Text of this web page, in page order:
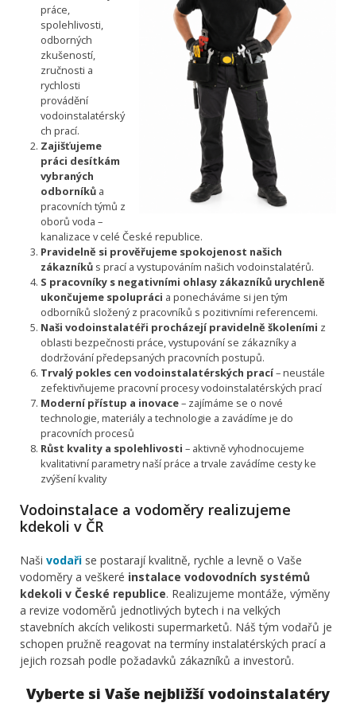
práce,
spolehlivosti,
odborných
zkušeností,
zručnosti a
rychlosti
provádění
vodoinstalatérský
ch prací.
Zajišťujeme
práci desítkám
vybraných
odborníkůa
pracovních týmů z
oborů voda –
kanalizace v celé České republice.
Pravidelně si prověřujeme spokojenost našich
zákazníkůs prací a vystupováním našich vodoinstalatérů.
S pracovníky s negativními ohlasy zákazníků urychleně
ukončujeme spolupráci a ponecháváme si jen tým
odborníků složený z pracovníků s pozitivními referencemi.
Naši vodoinstalatéři procházejí pravidelně školeními z
oblasti bezpečnosti práce, vystupování se zákazníky a
dodržování předepsaných pracovních postupů.
Trvalý pokles cen vodoinstalatérských prací– neustále
zefektivňujeme pracovní procesy vodoinstalatérských prací
Moderní přístup a inovace– zajímáme se o nové
technologie, materiály a technologie a zavádíme je do
pracovních procesů
Růst kvality a spolehlivosti – aktivně vyhodnocujeme
kvalitativní parametry naší práce a trvale zavádíme cesty ke
zvýšení kvality
Vodoinstalace a vodoměry realizujeme
kdekoli v ČR
Naši vodaři se postarají kvalitně, rychle a levně o Vaše
vodoměry a veškeré instalace vodovodních systémů
kdekoli v České republice. Realizujeme montáže, výměny
a revize vodoměrů jednotlivých bytech i na velkých
stavebních akcích velikosti supermarketů. Náš tým vodařů je
schopen pružně reagovat na termíny instalatérských prací a
jejich rozsah podle požadavků zákazníků a investorů.
Vyberte si Vaše nejbližší vodoinstalatéry